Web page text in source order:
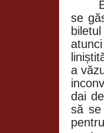
se
a
dai
să se